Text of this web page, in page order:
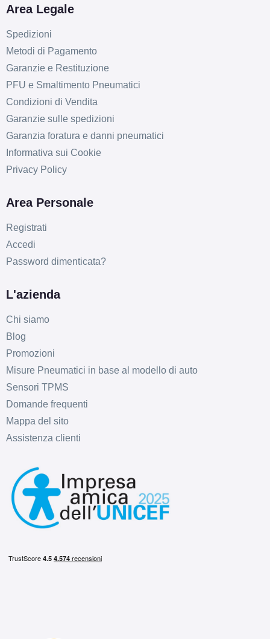
C
C C
Area Legale
Spedizioni
Metodi di Pagamento
Garanzie e Restituzione
PFU e Smaltimento Pneumatici
Condizioni di Vendita
Garanzie sulle spedizioni
Garanzia foratura e danni pneumatici
Informativa sui Cookie
Privacy Policy
Area Personale
Registrati
Accedi
Password dimenticata?
L'azienda
Chi siamo
Blog
Promozioni
Misure Pneumatici in base al modello di auto
Sensori TPMS
Domande frequenti
Mappa del sito
Assistenza clienti